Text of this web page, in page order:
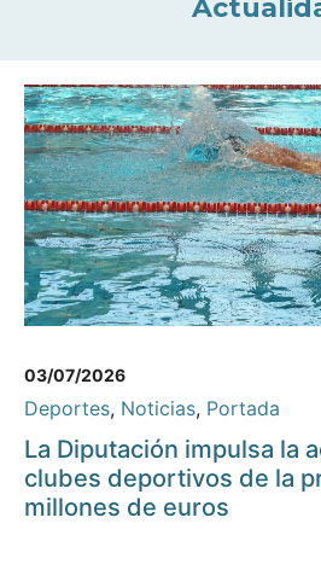
03/07/2026
Deportes, Noticias, Portada
La Diputación impulsa la
clubes deportivos de la
millones de euros